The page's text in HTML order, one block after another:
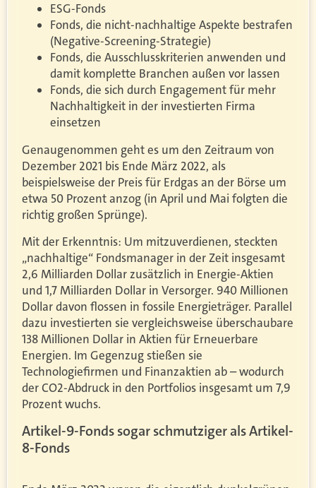
ESG-Fonds
Fonds, die nicht-nachhaltige Aspekte bestrafen
(Negative-Screening-Strategie)
Fonds, die Ausschlusskriterien anwenden und
damit komplette Branchen außen vor lassen
Fonds, die sich durch Engagement für mehr
Nachhaltigkeit in der investierten Firma
einsetzen
Genaugenommen geht es um den Zeitraum von
Dezember 2021 bis Ende März 2022, als
beispielsweise der Preis für Erdgas an der Börse um
etwa 50 Prozent anzog (in April und Mai folgten die
richtig großen Sprünge).
Mit der Erkenntnis: Um mitzuverdienen, steckten
„nachhaltige“ Fondsmanager in der Zeit insgesamt
2,6 Milliarden Dollar zusätzlich in Energie-Aktien
und 1,7 Milliarden Dollar in Versorger. 940 Millionen
Dollar davon flossen in fossile Energieträger. Parallel
dazu investierten sie vergleichsweise überschaubare
138 Millionen Dollar in Aktien für Erneuerbare
Energien. Im Gegenzug stießen sie
Technologiefirmen und Finanzaktien ab – wodurch
der CO2-Abdruck in den Portfolios insgesamt um 7,9
Prozent wuchs.
Artikel-9-Fonds sogar schmutziger als Artikel-
8-Fonds